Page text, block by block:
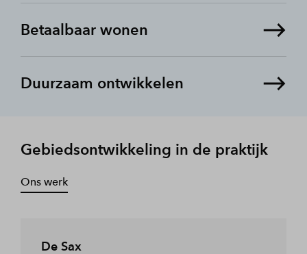
Betaalbaar wonen
Duurzaam ontwikkelen
Gebiedsontwikkeling in de praktijk
Ons werk
De Sax